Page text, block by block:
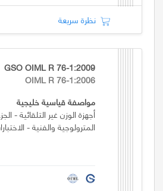
نظرة سريعة
GSO OIML R 76-1:2009
OIML R 76-1:2006
مواصفة قياسية خليجية
أجهزة الوزن غير التلقائية -
المترولوجية والفنية -